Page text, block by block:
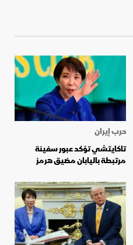
حرب إيران
تاكايتشي تؤكد عبور سفينة
مرتبطة باليابان مضيق هرمز